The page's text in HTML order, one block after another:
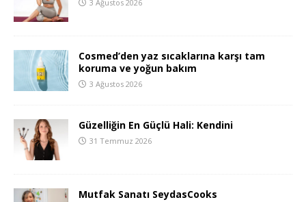
3 Ağustos 2026
Cosmed’den yaz sıcaklarına karşı tam
koruma ve yoğun bakım
3 Ağustos 2026
Güzelliğin En Güçlü Hali: Kendini
31 Temmuz 2026
Mutfak Sanatı SeydasCooks